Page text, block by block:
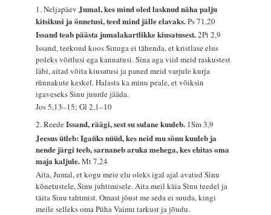
1. NeljapäevJumal, kes mind oled lasknud näha palju
kitsikusi ja õnnetusi, teed mind jälle elavaks.Ps 71,20
Issand teab päästa jumalakartlikke kiusatusest.2Pt 2,9
Issand, teekond koos Sinuga ei tähenda, et kristlase elus
poleks võitlusi ega kannatusi. Sina aga viid meid raskustest
läbi, aitad võita kiusatusi ja paned meid varjule kurja
rünnakute keskel. Halasta ka minu peale, et võiksin
igaveseks Sinu juurde jääda.
Jos 5,13–15; Gl 2,1–10
2. ReedeIssand, räägi, sest su sulane kuuleb. 1Sm 3,9
Jeesus ütleb: Igaüks nüüd, kes neid mu sõnu kuuleb ja
nende järgi teeb, sarnaneb aruka mehega, kes ehitas oma
maja kaljule.Mt 7,24
Aita, Jumal, et kogu meie elu oleks igal ajal avatud Sinu
kõnetustele, Sinu juhtimisele. Aita meil käia Sinu teedel ja
täita Sinu tahtmist. Omast jõust me seda ei suuda, kingi
meile selleks oma Püha Vaimu tarkust ja jõudu.